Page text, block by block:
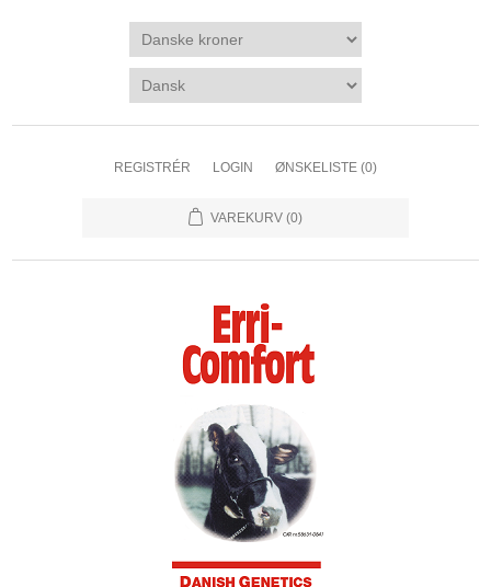
REGISTRÉR LOGIN ØNSKELISTE (0)
VAREKURV (0)